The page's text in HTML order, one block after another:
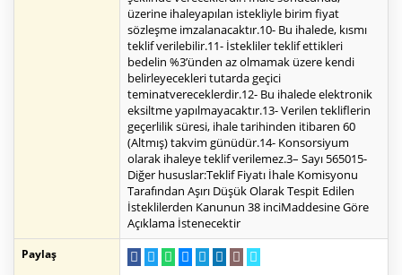
üzerine ihaleyapılan istekliyle birim fiyat
sözleşme imzalanacaktır.10- Bu ihalede, kısmı
teklif verilebilir.11- İstekliler teklif ettikleri
bedelin %3’ünden az olmamak üzere kendi
belirleyecekleri tutarda geçici
teminatvereceklerdir.12- Bu ihalede elektronik
eksiltme yapılmayacaktır.13- Verilen tekliflerin
geçerlilik süresi, ihale tarihinden itibaren 60
(Altmış) takvim günüdür.14- Konsorsiyum
olarak ihaleye teklif verilemez.3– Sayı 565015-
Diğer hususlar:Teklif Fiyatı İhale Komisyonu
Tarafından Aşırı Düşük Olarak Tespit Edilen
İsteklilerden Kanunun 38 inciMaddesine Göre
Açıklama İstenecektir
Paylaş